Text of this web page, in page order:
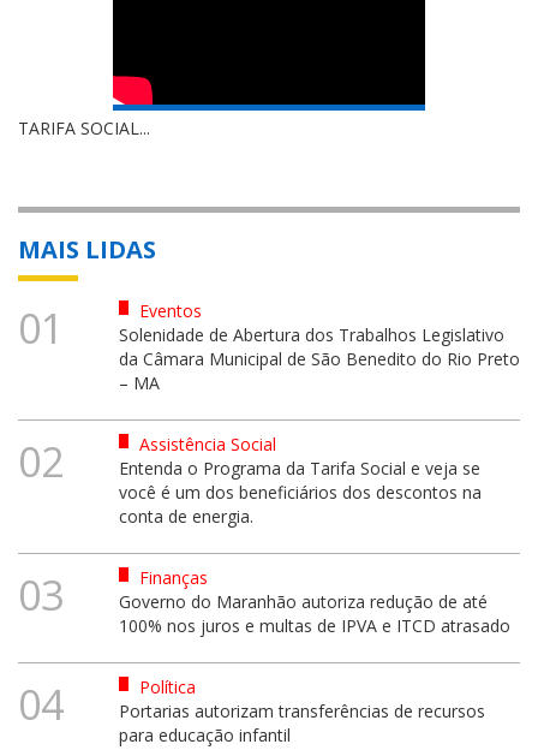
TARIFA SOCIAL...
MAIS LIDAS
01
Eventos
Solenidade de Abertura dos Trabalhos Legislativo
da Câmara Municipal de São Benedito do Rio Preto
– MA
02
Assistência Social
Entenda o Programa da Tarifa Social e veja se
você é um dos beneficiários dos descontos na
conta de energia.
03
Finanças
Governo do Maranhão autoriza redução de até
100% nos juros e multas de IPVA e ITCD atrasado
04
Política
Portarias autorizam transferências de recursos
para educação infantil